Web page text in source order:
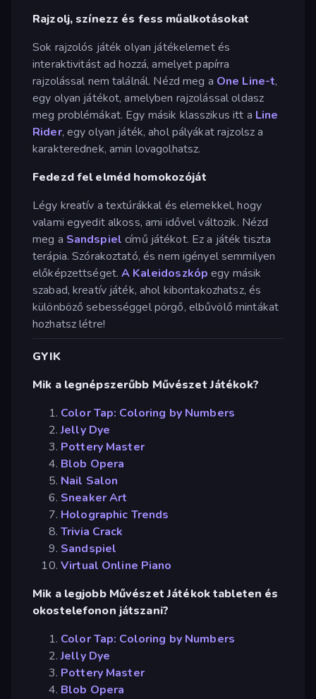
Rajzolj, színezz és fess műalkotásokat
Sok rajzolós játék olyan játékelemet és
interaktivitást ad hozzá, amelyet papírra
rajzolással nem találnál. Nézd meg a One Line-t,
egy olyan játékot, amelyben rajzolással oldasz
meg problémákat. Egy másik klasszikus itt a Line
Rider, egy olyan játék, ahol pályákat rajzolsz a
karakterednek, amin lovagolhatsz.
Fedezd fel elméd homokozóját
Légy kreatív a textúrákkal és elemekkel, hogy
valami egyedit alkoss, ami idővel változik. Nézd
meg a Sandspiel című játékot. Ez a játék tiszta
terápia. Szórakoztató, és nem igényel semmilyen
előképzettséget.A Kaleidoszkóp egy másik
szabad, kreatív játék, ahol kibontakozhatsz, és
különböző sebességgel pörgő, elbűvölő mintákat
hozhatsz létre!
GYIK
Mik a legnépszerűbb Művészet Játékok?
Color Tap: Coloring by Numbers
Jelly Dye
Pottery Master
Blob Opera
Nail Salon
Sneaker Art
Holographic Trends
Trivia Crack
Sandspiel
Virtual Online Piano
Mik a legjobb Művészet Játékok tableten és
okostelefonon játszani?
Color Tap: Coloring by Numbers
Jelly Dye
Pottery Master
Blob Opera